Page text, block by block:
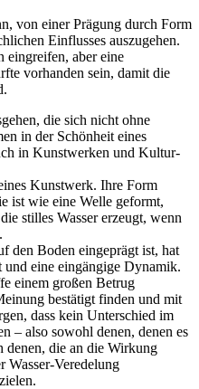
von einer Prägung durch Form
Einflusses auszugehen.
eingreifen, aber eine
vorhanden sein, damit die
die sich nicht ohne
in der Schönheit eines
in Kunstwerken und Kultur-
Kunstwerk. Ihre Form
ist wie eine Welle geformt,
stilles Wasser erzeugt, wenn
den Boden eingeprägt ist, hat
und eine eingängige Dynamik.
einem großen Betrug
bestätigt finden und mit
dass kein Unterschied im
– also sowohl denen, denen es
denen, die an die Wirkung
Wasser-Veredelung